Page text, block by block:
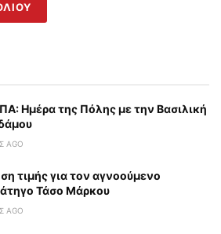
Ημέρα της Πόλης με την Βασιλική
AGO
τιμής για τον αγνοούμενο
Τάσο Μάρκου
AGO